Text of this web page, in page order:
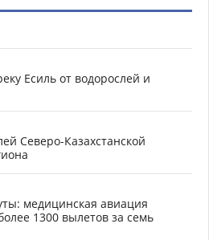
Есиль от водорослей и
Северо-Казахстанской
медицинская авиация
1300 вылетов за семь